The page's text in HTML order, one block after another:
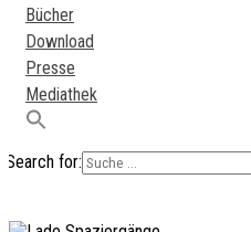
Bücher
Download
Presse
Mediathek
Search for: